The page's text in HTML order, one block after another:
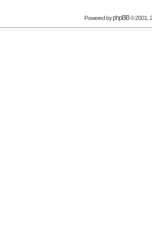
Powered byphpBB© 2001,